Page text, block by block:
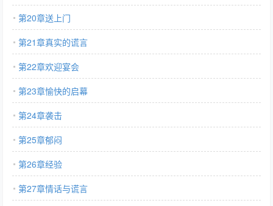
第20章送上门
第21章真实的谎言
第22章欢迎宴会
第23章愉快的启幕
第24章袭击
第25章郁闷
第26章经验
第27章情话与谎言